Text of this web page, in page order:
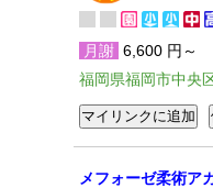
月謝 6,600 円～
福岡県福岡市中央
メフォーゼ柔術ア